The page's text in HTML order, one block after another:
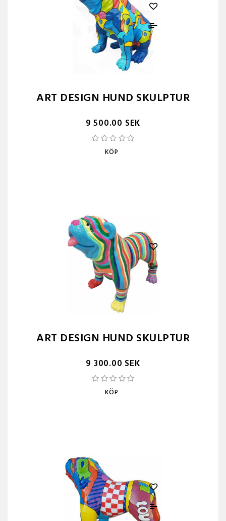
ART DESIGN HUND SKULPTUR
9 500.00 SEK
KÖP
ART DESIGN HUND SKULPTUR
9 300.00 SEK
KÖP